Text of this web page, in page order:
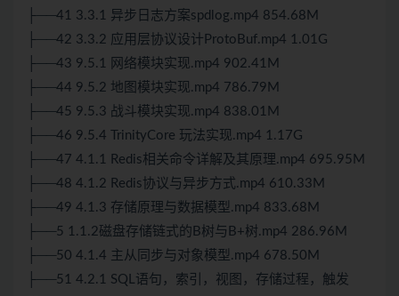
├──41 3.3.1 异步日志方案spdlog.mp4 854.68M
├──42 3.3.2 应用层协议设计ProtoBuf.mp4 1.01G
├──43 9.5.1 网络模块实现.mp4 902.41M
├──44 9.5.2 地图模块实现.mp4 786.79M
├──45 9.5.3 战斗模块实现.mp4 838.01M
├──46 9.5.4 TrinityCore 玩法实现.mp4 1.17G
├──47 4.1.1 Redis相关命令详解及其原理.mp4 695.95M
├──48 4.1.2 Redis协议与异步方式.mp4 610.33M
├──49 4.1.3 存储原理与数据模型.mp4 833.68M
├──5 1.1.2磁盘存储链式的B树与B+树.mp4 286.96M
├──50 4.1.4 主从同步与对象模型.mp4 678.50M
├──51 4.2.1 SQL语句，索引，视图，存储过程，触发